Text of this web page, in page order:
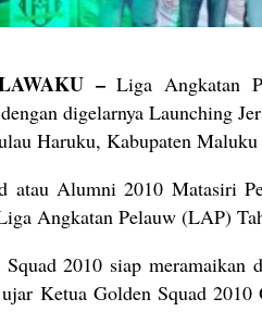
–Liga Angkatan
digelarnya Launching
Haruku, Kabupaten
atau Alumni 2010 Matasiri
Angkatan Pelauw (LAP)
2010 siap meramaikan
Ketua Golden Squad